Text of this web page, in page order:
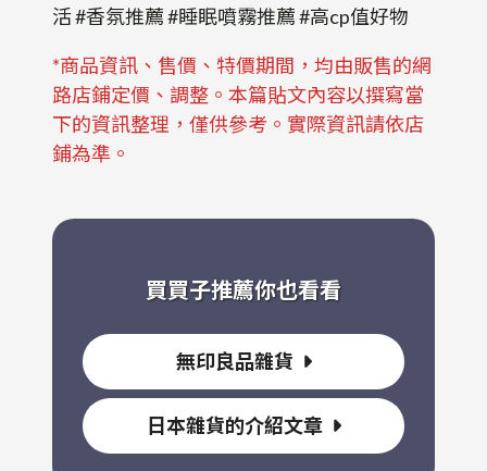
活 #香氛推薦 #睡眠噴霧推薦 #高cp值好物
*商品資訊、售價、特價期間，均由販售的網
路店鋪定價、調整。本篇貼文內容以撰寫當
下的資訊整理，僅供參考。實際資訊請依店
鋪為準。
買買子推薦你也看看
無印良品雜貨
日本雜貨的介紹文章